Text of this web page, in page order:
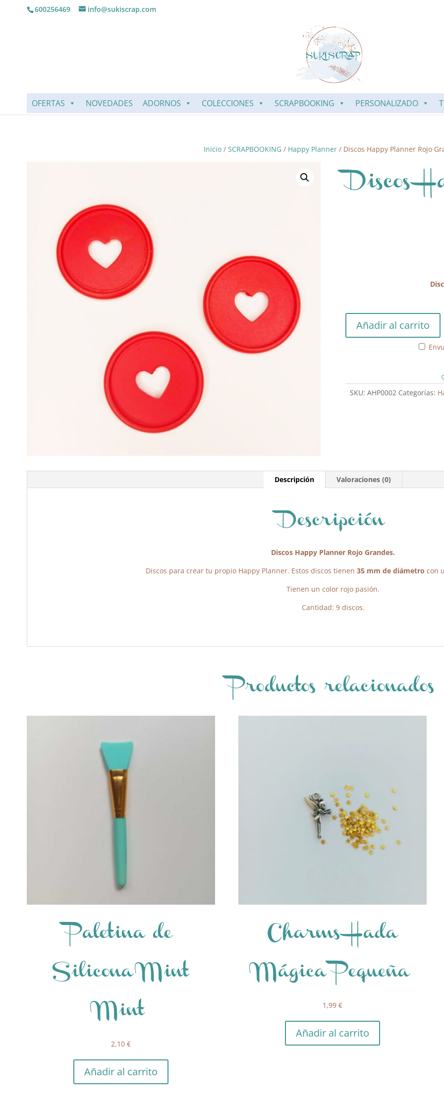
600256469 info@sukiscrap.com
OFERTAS NOVEDADES ADORNOS COLECCIONES SCRAPBOOKING PERSONALIZADO
Inicio / SCRAPBOOKING / Happy Planner / Discos Happy Planner Rojo
Discos
Happy
Planner
Añadir al carrito
SKU:AHP0002 Categorías:
Descripción Valoraciones (0)
Descripción
Discos Happy Planner Rojo Grandes.
Discos para crear tu propio Happy Planner. Estos discos tienen 35 mm de diámetro con
Tienen un color rojo pasión.
Cantidad: 9 discos.
Productos relacionados
Paletina de
Silicona Mint
Mint
2,10 €
Añadir al carrito
Charms Hada
Mágica Pequeña
1,99€
Añadir al carrito